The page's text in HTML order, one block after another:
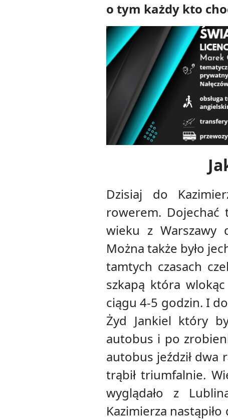
o tym każdy kto
Dzisiaj do
rowerem. Dojechać
wieku z Warszawy
Można także było
tamtych czasach
szkapą która
ciągu 4-5 godzin. I
Żyd Jankiel który
autobus i po
autobus jeździł dwa
trąbił triumfalnie.
wyglądało z
Kazimierza